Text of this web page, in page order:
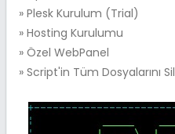
» Plesk Kurulum (Trial)
» Hosting Kurulumu
» Özel WebPanel
» Script'in Tüm Dosyalarını Sil